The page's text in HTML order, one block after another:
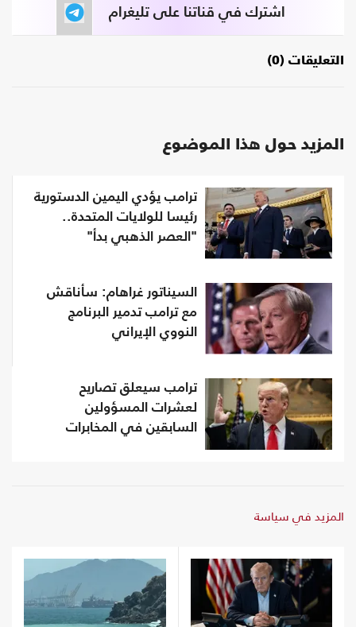
اشترك في قناتنا على تليغرام
التعليقات (0)
المزيد حول هذا الموضوع
ترامب يؤدي اليمين الدستورية
رئيسا للولايات المتحدة..
"العصر الذهبي بدأ"
السيناتور غراهام: سأناقش
مع ترامب تدمير البرنامج
النووي الإيراني
ترامب سيعلق تصاريح
لعشرات المسؤولين
السابقين في المخابرات
المزيد في سياسة